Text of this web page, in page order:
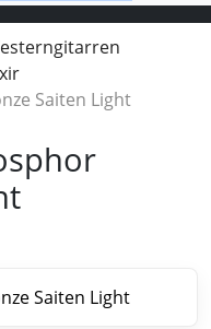
Saiten Light